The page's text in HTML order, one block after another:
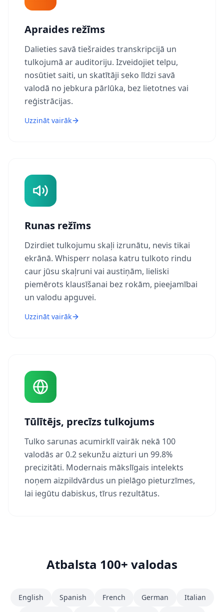
Apraides režīms
Dalieties savā tiešraides transkripcijā un
tulkojumā ar auditoriju. Izveidojiet telpu,
nosūtiet saiti, un skatītāji seko līdzi savā
valodā no jebkura pārlūka, bez lietotnes vai
reģistrācijas.
Uzzināt vairāk
Runas režīms
Dzirdiet tulkojumu skaļi izrunātu, nevis tikai
ekrānā. Whisperr nolasa katru tulkoto rindu
caur jūsu skaļruni vai austiņām, lieliski
piemērots klausīšanai bez rokām, pieejamībai
un valodu apguvei.
Uzzināt vairāk
Tūlītējs, precīzs tulkojums
Tulko sarunas acumirklī vairāk nekā 100
valodās ar 0.2 sekunžu aizturi un 99.8%
precizitāti. Modernais mākslīgais intelekts
noņem aizpildvārdus un pielāgo pieturzīmes,
lai iegūtu dabiskus, tīrus rezultātus.
Atbalsta 100+ valodas
English Spanish French German
Italian